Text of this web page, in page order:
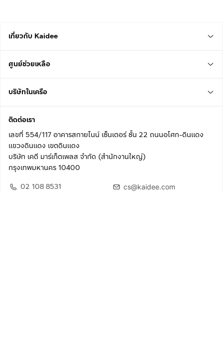
เกี่ยวกับ Kaidee
ศูนย์ช่วยเหลือ
บริษัทในเครือ
ติดต่อเรา
เลขที่ 554/117 อาคารสกายไนน์ เซ็นเตอร์ ชั้น 22 ถนนอโศก-ดินแดง
แขวงดินแดง เขตดินแดง
บริษัท เคดี มาร์เก็ตเพลส จำกัด (สำนักงานใหญ่)
กรุงเทพมหานคร 10400
02 108 8531
cs@kaidee.com